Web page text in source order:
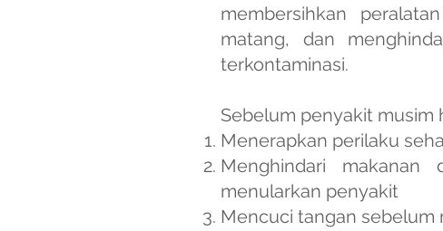
membersihkan
matang, dan
terkontaminasi.
Sebelum penyakit musim
Menerapkan perilaku
Menghindari
menularkan penyakit
Mencuci tangan sebelum